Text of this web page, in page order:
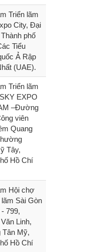
Triển lãm
City, Đại
phố
Tiểu
Ả Rập
(UAE).
Triển lãm
EXPO
–Đường
viên
Quang
Tây,
Hồ Chí
Hội chợ
Sài Gòn
799,
Linh,
Tân Mỹ,
Hồ Chí